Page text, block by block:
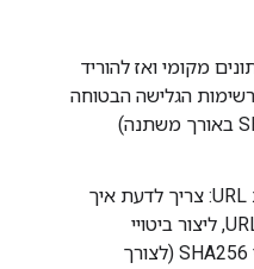
מקומי ואז להוריד
הגלישה הבטוחה
(שמאוחסנים כגיבובי SHA256 באורך משתנה)
בדיקות מורכבות של כתובות URL: צריך לדעת איך
לבצע קנוניזציה של כתובות URL, ליצור ביטויי
סיומת/קידומת ולחשב גיבובי SHA256 (לצורך